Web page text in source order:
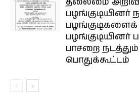
பழங்குடியினர்
பழங்குடிகளைக்
பழங்குடியினர்
பாசறை
பொதுக்கூட்டம்